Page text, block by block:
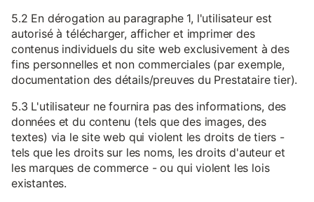
5.2 En dérogation au paragraphe 1, l'utilisateur est
autorisé à télécharger, afficher et imprimer des
contenus individuels du site web exclusivement à des
fins personnelles et non commerciales (par exemple,
documentation des détails/preuves du Prestataire tier).
5.3 L'utilisateur ne fournira pas des informations, des
données et du contenu (tels que des images, des
textes) via le site web qui violent les droits de tiers -
tels que les droits sur les noms, les droits d'auteur et
les marques de commerce - ou qui violent les lois
existantes.